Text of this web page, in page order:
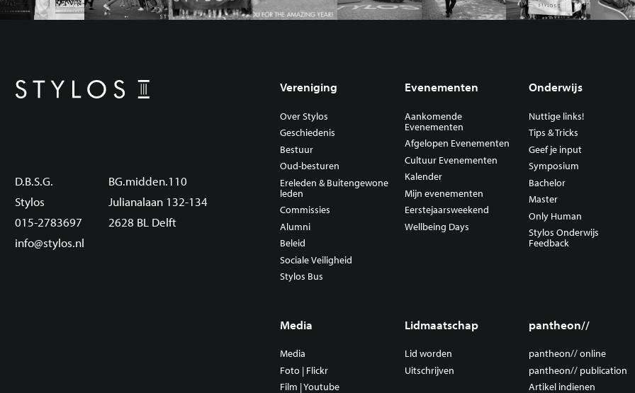
D.B.S.G.
Stylos
015-2783697
info@stylos.nl
BG.midden.110
Julianalaan 132-134
2628 BL Delft
Vereniging
Over Stylos
Geschiedenis
Bestuur
Oud-besturen
Ereleden & Buitengewone
leden
Commissies
Alumni
Beleid
Sociale Veiligheid
Stylos Bus
Evenementen
Aankomende
Evenementen
Afgelopen Evenementen
Cultuur Evenementen
Kalender
Mijn evenementen
Eerstejaarsweekend
Wellbeing Days
Onderwijs
Nuttige links!
Tips & Tricks
Geef je input
Symposium
Bachelor
Master
Only Human
Stylos Onderwijs
Feedback
Media
Media
Foto | Flickr
Film | Youtube
Lidmaatschap
Lid worden
Uitschrijven
pantheon//
pantheon// online
pantheon// publication
Artikel indienen